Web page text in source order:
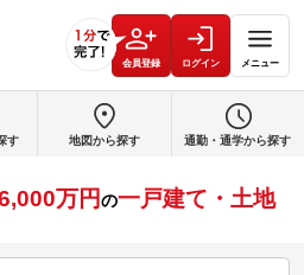
会員登録 ログイン メニュー
万円の一戸建て・土地
す 地図から探す 通勤・通学から探す